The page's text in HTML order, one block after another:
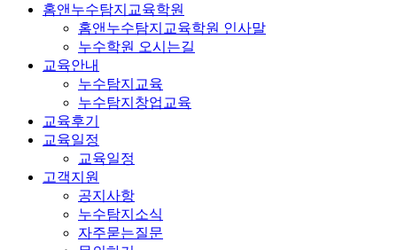
홈앤누수탐지교육학원
홈앤누수탐지교육학원 인사말
누수학원 오시는길
교육안내
누수탐지교육
누수탐지창업교육
교육후기
교육일정
교육일정
고객지원
공지사항
누수탐지소식
자주묻는질문